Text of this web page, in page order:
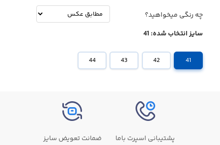
چه رنگی میخواهید؟
سایز انتخاب شده: 41
41
42
43
44
پشتیبانی اسپرت باما ضمانت تعویض سایز